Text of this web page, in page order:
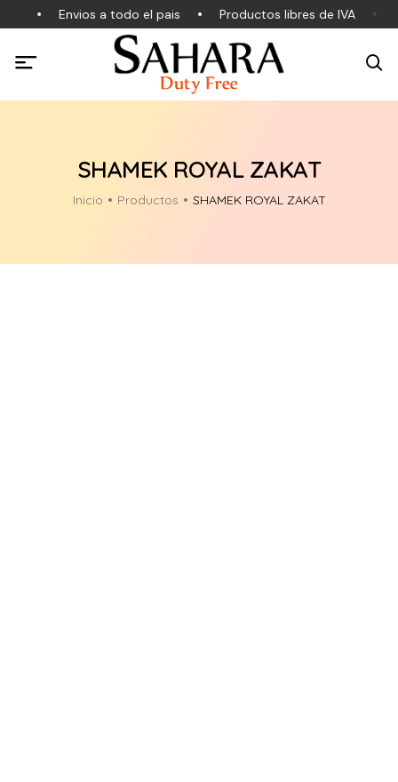
Envios a todo el pais Productos libres de IVA
SHAMEK ROYAL ZAKAT
Inicio Productos SHAMEK ROYAL ZAKAT